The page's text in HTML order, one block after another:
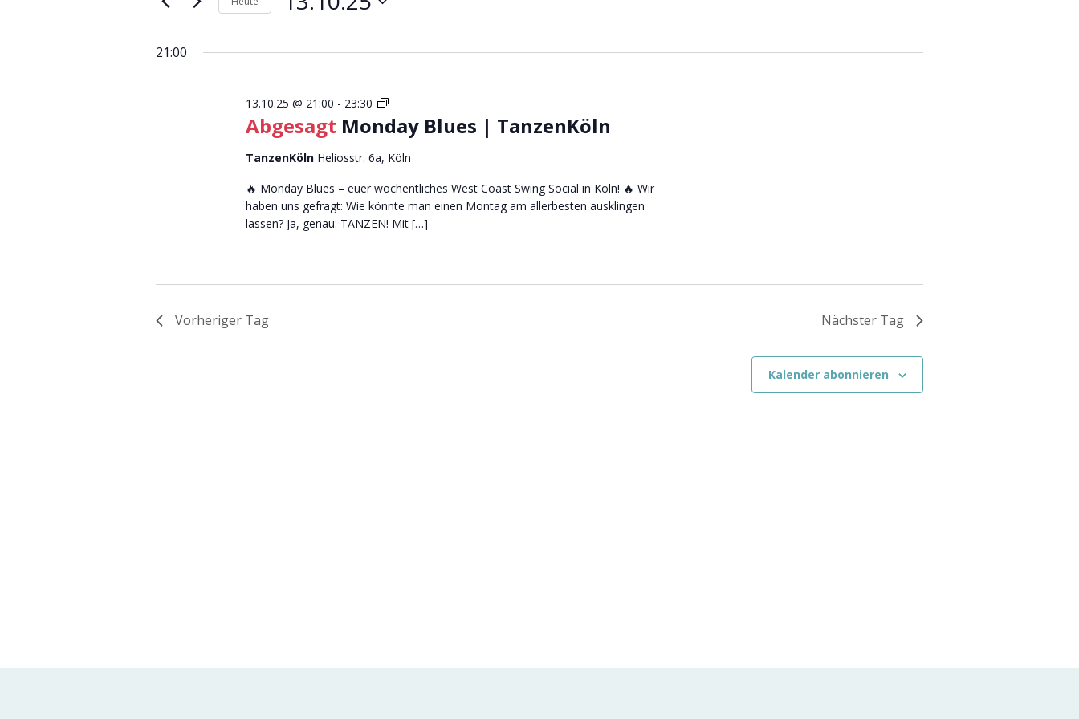
Eingabefelder
die
Veranstaltungen
21:00
Abgesagt Monday Blues | TanzenKöln
13.10.25 @ 21:00 - 23:30
Monday
Blues
|
TanzenKöln
TanzenKöln Heliosstr. 6a, Köln
🔥 Monday Blues – euer wöchentliches West Coast Swing Social in Köln! 🔥 Wir
haben uns gefragt: Wie könnte man einen Montag am allerbesten ausklingen
lassen? Ja, genau: TANZEN! Mit […]
Vorheriger Tag Nächster Tag
Kalender abonnieren